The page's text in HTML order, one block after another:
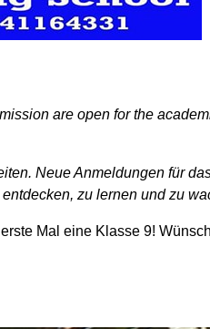
are open for the
Neue Anmeldungen für
zu lernen und zu
Mal eine Klasse 9!